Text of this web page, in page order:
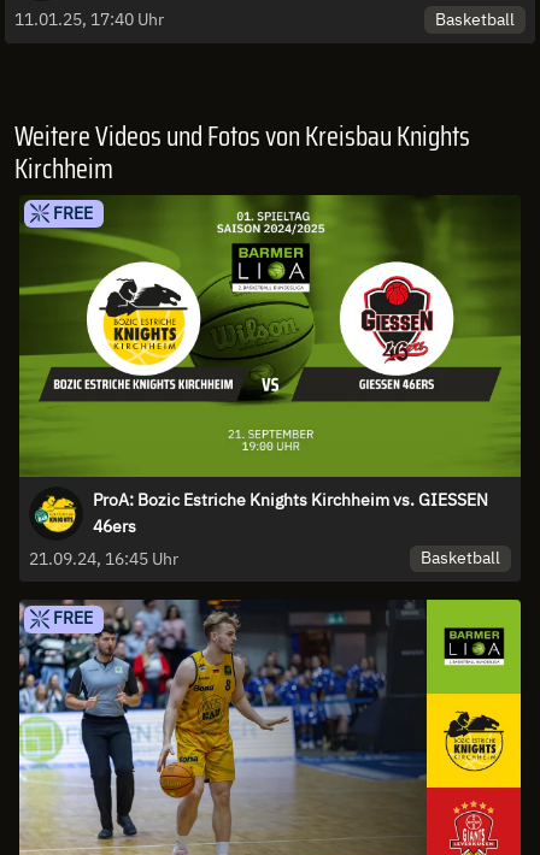
11.01.25, 17:40 Uhr
Basketball
Weitere Videos und Fotos von Kreisbau Knights
Kirchheim
FREE
ProA: Bozic Estriche Knights Kirchheim vs. GIESSEN
46ers
21.09.24, 16:45 Uhr
Basketball
FREE